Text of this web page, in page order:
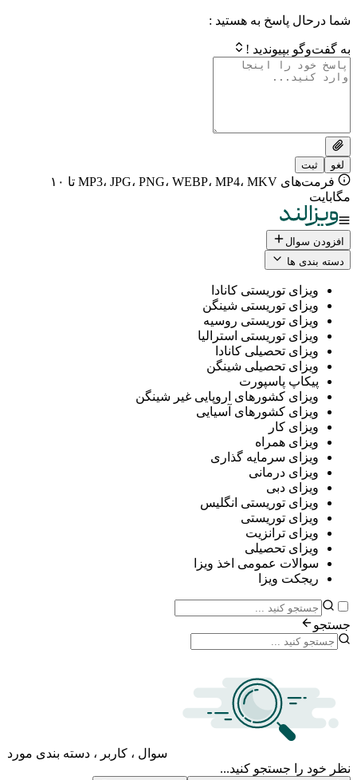
پاسخ به هستید :
!
فرمت‌های MP3، JPG، PNG، WEBP، MP4، MKV تا ۱۰
ها
توریستی کانادا
توریستی شینگن
توریستی روسیه
توریستی استرالیا
تحصیلی کانادا
تحصیلی شینگن
پاسپورت
کشورهای اروپایی غیر شینگن
کشورهای آسیایی
کار
همراه
سرمایه گذاری
درمانی
دبی
توریستی انگلیس
توریستی
ترانزیت
تحصیلی
عمومی اخذ ویزا
ویزا
سوال ، کاربر ، دسته بندی مورد
جستجو کنید...